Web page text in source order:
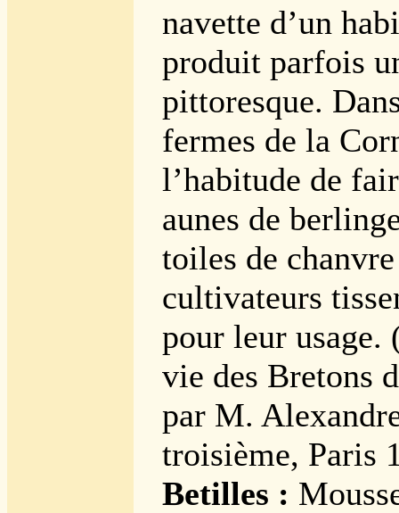
navette d’un
produit parfois
pittoresque.
fermes de la
l’habitude de
aunes de
toiles de
cultivateurs
pour leur usage.
vie des Bretons
par M.
troisième, Paris
Betilles :